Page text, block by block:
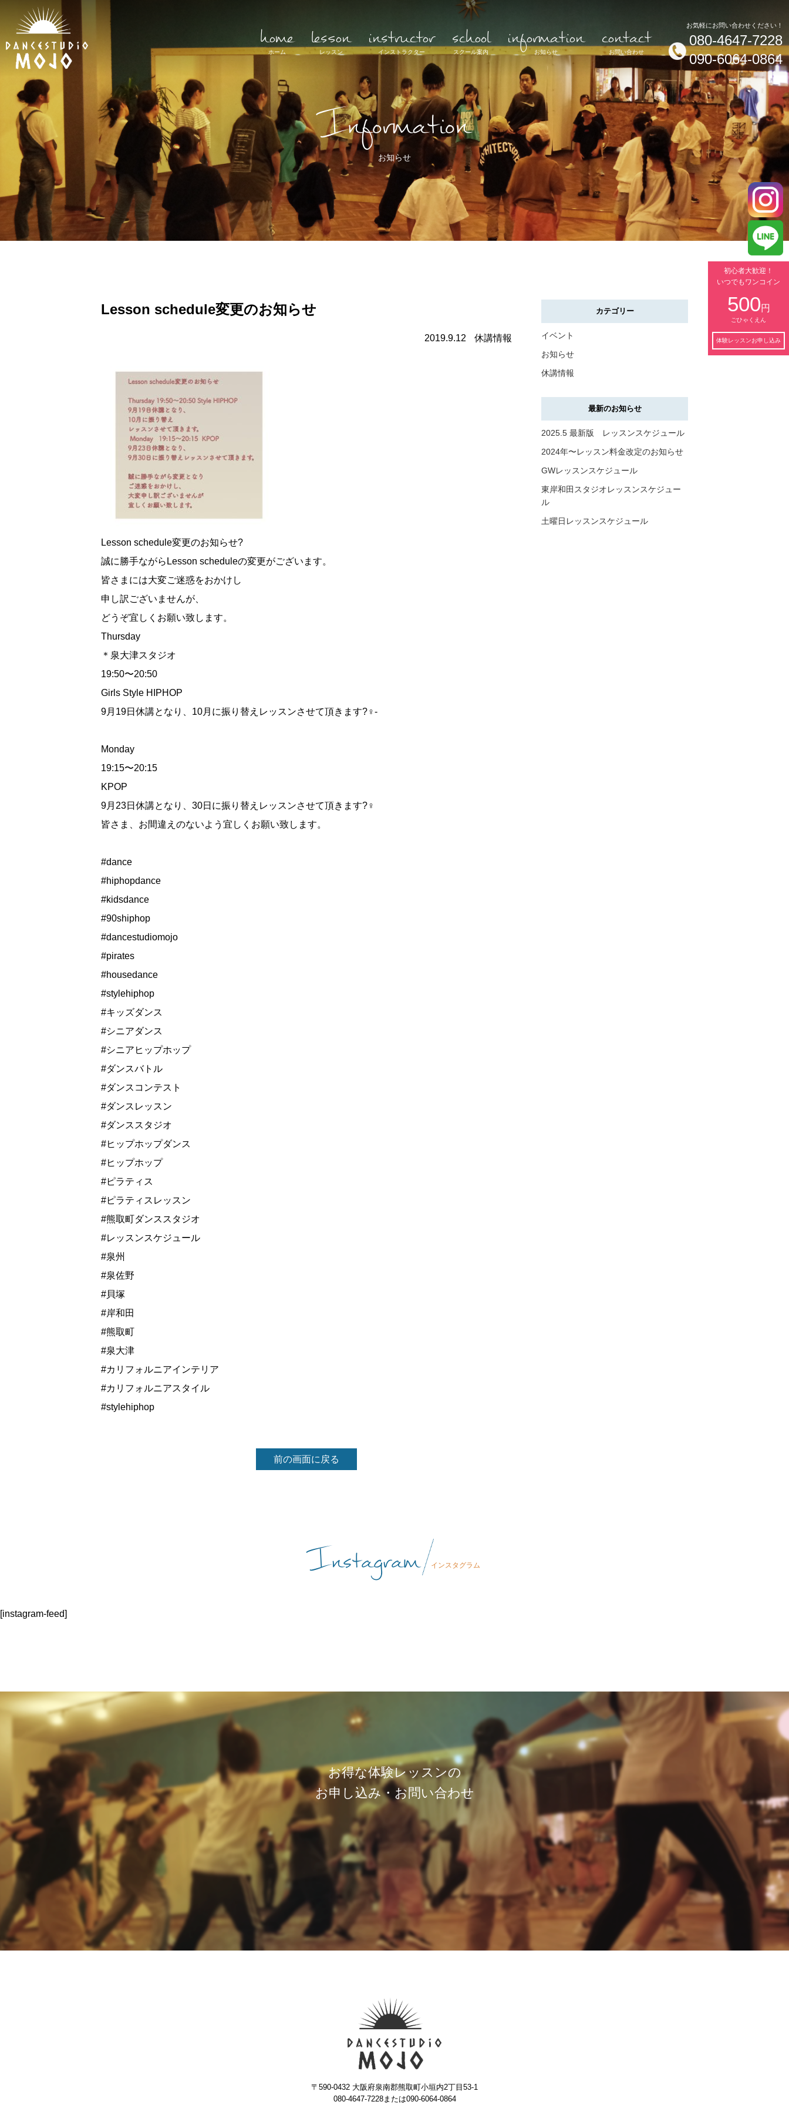
home
ホーム lesson
レッスン instructor
インストラクター school
スクール案内 information
お知らせ contact
お問い合わせ
お気軽にお問い合わせください！
080-4647-7228
090-6064-0864
初心者大歓迎！
いつでもワンコイン
500円
ごひゃくえん
体験レッスンお申し込み
Information
お知らせ
Lesson schedule変更のお知らせ
2019.9.12 休講情報
Lesson schedule変更のお知らせ?
誠に勝手ながらLesson scheduleの変更がございます。
皆さまには大変ご迷惑をおかけし
申し訳ございませんが、
どうぞ宜しくお願い致します。
Thursday
＊泉大津スタジオ
19:50〜20:50
Girls Style HIPHOP
9月19日休講となり、10月に振り替えレッスンさせて頂きます?‍♀️-
Monday
19:15〜20:15
KPOP
9月23日休講となり、30日に振り替えレッスンさせて頂きます?‍♀️
皆さま、お間違えのないよう宜しくお願い致します。
#dance
#hiphopdance
#kidsdance
#90shiphop
#dancestudiomojo
#pirates
#housedance
#stylehiphop
#キッズダンス
#シニアダンス
#シニアヒップホップ
#ダンスバトル
#ダンスコンテスト
#ダンスレッスン
#ダンススタジオ
#ヒップホップダンス
#ヒップホップ
#ピラティス
#ピラティスレッスン
#熊取町ダンススタジオ
#レッスンスケジュール
#泉州
#泉佐野
#貝塚
#岸和田
#熊取町
#泉大津
#カリフォルニアインテリア
#カリフォルニアスタイル
#stylehiphop
前の画面に戻る
カテゴリー
イベント
お知らせ
休講情報
最新のお知らせ
2025.5 最新版 レッスンスケジュール
2024年〜レッスン料金改定のお知らせ
GWレッスンスケジュール
東岸和田スタジオレッスンスケジュー
ル
土曜日レッスンスケジュール
Instagram インスタグラム
[instagram-feed]
お得な体験レッスンの
お申し込み・お問い合わせ
〒590-0432 大阪府泉南郡熊取町小垣内2丁目53-1
080-4647-7228または090-6064-0864